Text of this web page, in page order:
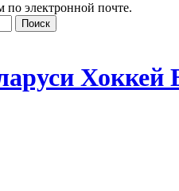
по электронной почте.
Хоккей